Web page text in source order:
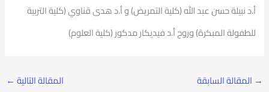
أ.د نبيلة حسن عبد الله (كلية التمريض) و أ.د هدى قناوي (كلية التربية
للطفولة المبكرة) وروح أ.د فيديكار مدكور (كلية العلوم)
→ المقالة السابقة المقالة التالية ←